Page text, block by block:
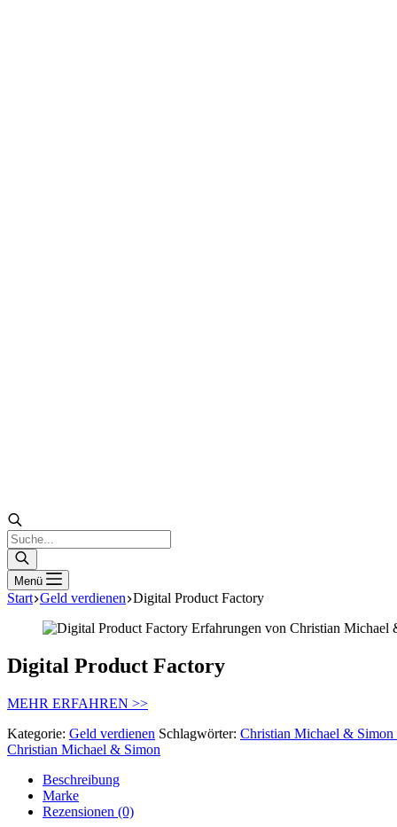
Products
search
Menü
Start Geld verdienen Digital Product Factory
Digital Product Factory
MEHR ERFAHREN >>
Kategorie: Geld verdienen Schlagwörter: Christian Michael & Simon
Christian Michael & Simon
Beschreibung
Marke
Rezensionen (0)